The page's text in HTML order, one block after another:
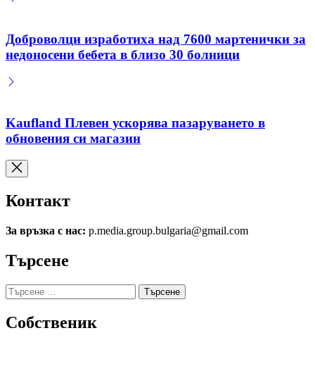
Доброволци изработиха над 7600 мартенички за
недоносени бебета в близо 30 болници
Kaufland Плевен ускорява пазаруването в
обновения си магазин
Контакт
За връзка с нас: p.media.group.bulgaria@gmail.com
Търсене
Търсене
за:
Собственик